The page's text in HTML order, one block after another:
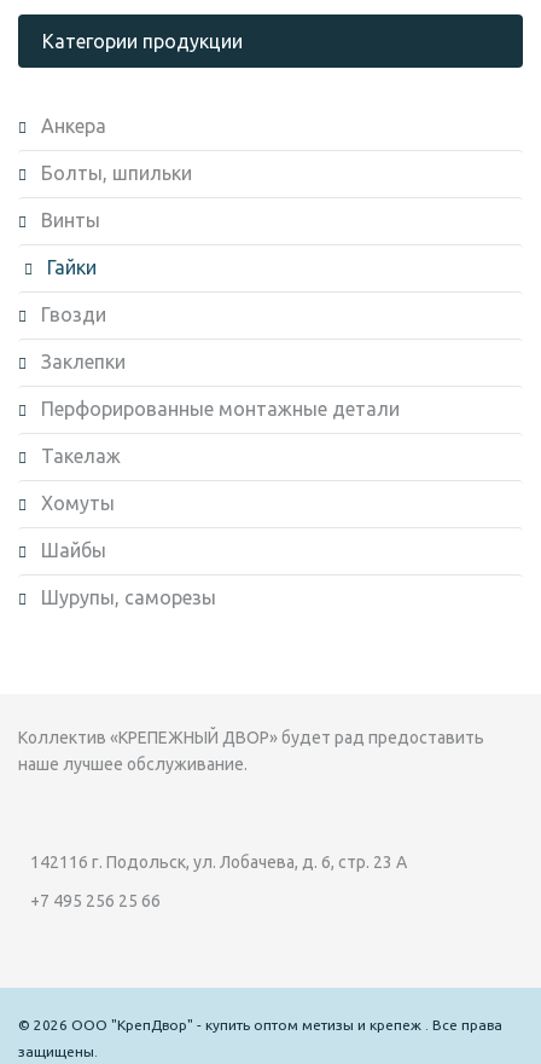
Категории продукции
Анкера
Болты, шпильки
Винты
Гайки
Гвозди
Заклепки
Перфорированные монтажные детали
Такелаж
Хомуты
Шайбы
Шурупы, саморезы
Коллектив «КРЕПЕЖНЫЙ ДВОР» будет рад предоставить
наше лучшее обслуживание.
142116 г. Подольск, ул. Лобачева, д. 6, стр. 23 А
+7 495 256 25 66
© 2026 ООО "КрепДвор" - купить оптом метизы и крепеж . Все права
защищены.